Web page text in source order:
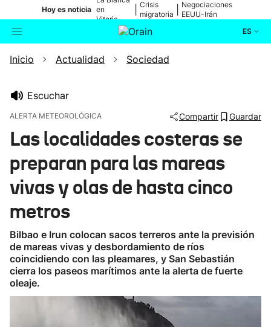
Hoy es noticia en
Vitoria-
Gasteiz
Crisis
migratoria
Negociaciones
EEUU-Irán
ES
Buscador Actualidad
Ikusmiran
Eguraldia
Inicio Actualidad Sociedad
Escuchar
ALERTA METEOROLÓGICA Compartir Guardar
Las localidades costeras se
preparan para las mareas
vivas y olas de hasta cinco
metros
Bilbao e Irun colocan sacos terreros ante la previsión
de mareas vivas y desbordamiento de ríos
coincidiendo con las pleamares, y San Sebastián
cierra los paseos marítimos ante la alerta de fuerte
oleaje.